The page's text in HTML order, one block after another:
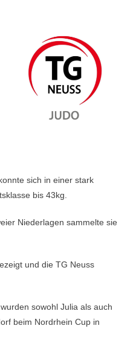
sich in einer stark
bis 43kg.
Niederlagen sammelte sie
und die TG Neuss
sowohl Julia als auch
beim Nordrhein Cup in